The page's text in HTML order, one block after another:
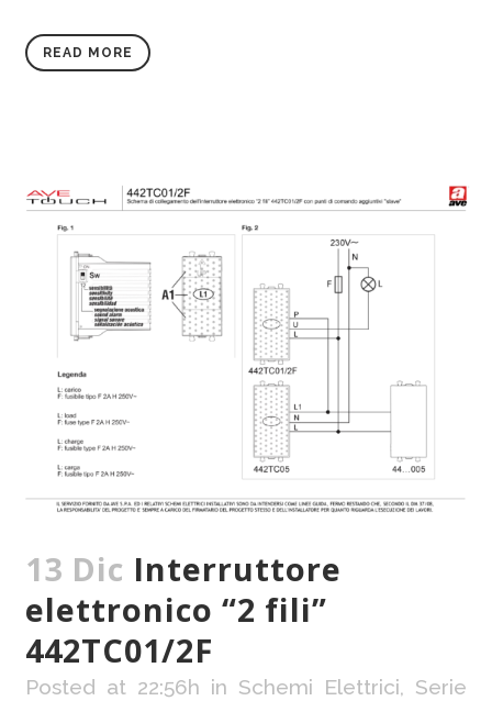
READ MORE
13 Dic Interruttore
elettronico “2 fili”
442TC01/2F
Posted at 22:56h in Schemi Elettrici, Serie